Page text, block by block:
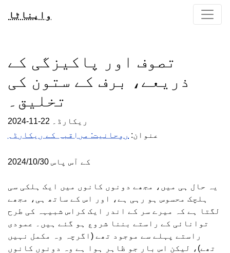
وایناٹا
تصوف اور پاکیزگی کے
ذریعے، برف کے ستون کی
تخلیق۔
2024-11-22 ریکارڈ۔
عنوان: روحانیت: مراقبہ کے ریکارڈ۔
2024/10/30 کے آس پاس
یہ حال ہی میں، مجھے دونوں کانوں میں ایک ہلکی سی
ہلچک محسوس ہو رہی ہے، اور اس کے ساتھ ہی، مجھے
لگتا ہے کہ میرے سر کے اندر ایک کراس شبیہہ کی طرح
توانائی کے راستے بننا شروع ہو گئے ہیں۔ عمودی
راستے پہلے سے موجود تھے (اگرچہ وہ مکمل نہیں
تھے)، لیکن اس بار جو ظاہر ہوا ہے وہ دونوں کانوں